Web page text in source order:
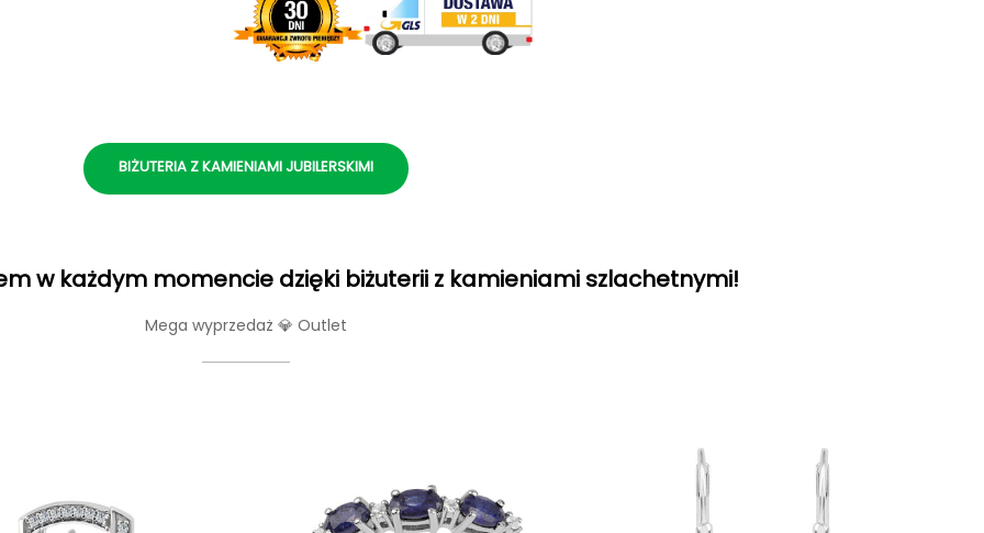
BIŻUTERIA Z KAMIENIAMI JUBILERSKIMI
w każdym momencie dzięki biżuterii z kamieniami szlachetnymi!
Mega wyprzedaż 💎 Outlet